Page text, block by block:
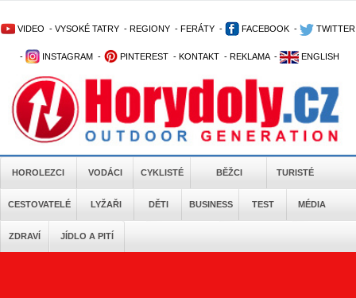
VIDEO - VYSOKÉ TATRY - REGIONY - FERÁTY - FACEBOOK - TWITTER
- INSTAGRAM - PINTEREST - KONTAKT - REKLAMA - ENGLISH
HOROLEZCI VODÁCI CYKLISTÉ BĚŽCI TURISTÉ
CESTOVATELÉ LYŽAŘI DĚTI BUSINESS TEST MÉDIA
ZDRAVÍ JÍDLO A PITÍ